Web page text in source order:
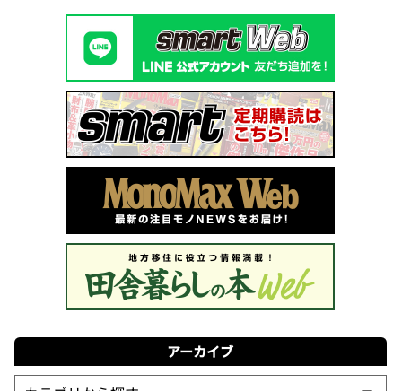
アーカイブ